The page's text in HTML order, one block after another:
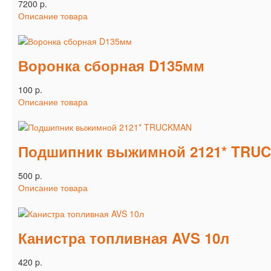
7200 p.
Описание товара
Воронка сборная D135мм
100 p.
Описание товара
Подшипник выжимной 2121*
500 p.
Описание товара
Канистра топливная AVS 10л
420 p.